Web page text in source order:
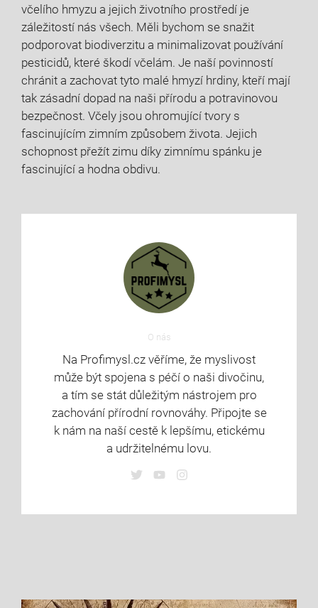
včelího hmyzu a jejich životního prostředí je
záležitostí nás všech. Měli bychom se snažit
podporovat biodiverzitu a minimalizovat používání
pesticidů, které škodí včelám. Je naší povinností
chránit a zachovat tyto malé hmyzí hrdiny, kteří mají
tak zásadní dopad na naši přírodu a potravinovou
bezpečnost. Včely jsou ohromující tvory s
fascinujícím zimním způsobem života. Jejich
schopnost přežít zimu díky zimnímu spánku je
fascinující a hodna obdivu.
O nás
Na Profimysl.cz věříme, že myslivost
může být spojena s péčí o naši divočinu,
a tím se stát důležitým nástrojem pro
zachování přírodní rovnováhy. Připojte se
k nám na naší cestě k lepšímu, etickému
a udržitelnému lovu.